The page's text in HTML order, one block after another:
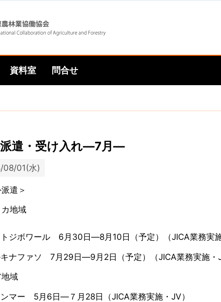
資料室 問合せ
遣・受け入れ―7月―
08/01(水)
遣＞
地域
ジボワール 6月30日―8月10日（予定）（JICA業務実
ナファソ 7月29日―9月2日（予定）（JICA業務実施・
域
マー 5月6日―７月28日（JICA業務実施・JV）